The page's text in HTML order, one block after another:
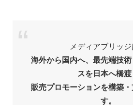
メディアブリッジ
海外から国内へ、最先端技
スを日本へ橋渡
販売プロモーションを構築
す。